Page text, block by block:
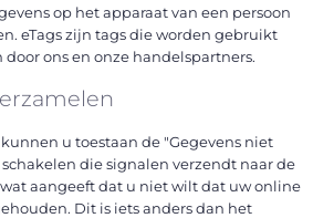
op het apparaat van een persoon
eTags zijn tags die worden gebruikt
ons en onze handelspartners.
u toestaan de "Gegevens niet
die signalen verzendt naar de
aangeeft dat u niet wilt dat uw online
Dit is iets anders dan het